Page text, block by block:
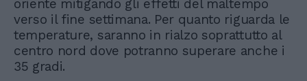
oriente mitigando gli effetti del maltempo
verso il fine settimana. Per quanto riguarda le
temperature, saranno in rialzo soprattutto al
centro nord dove potranno superare anche i
35 gradi.